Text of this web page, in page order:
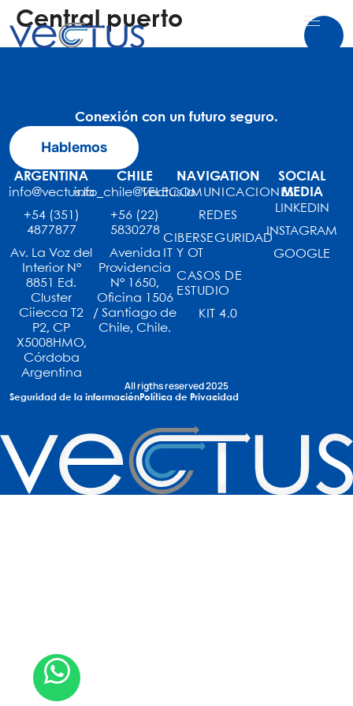
Central puerto
Conexión con un futuro seguro.
Hablemos
ARGENTINA
info@vectus.la
+54 (351)
4877877
Av. La Voz del
Interior N°
8851 Ed.
Cluster
Ciiecca T2
P2, CP
X5008HMO,
Córdoba
Argentina
CHILE
info_chile@vectus.la
+56 (22)
5830278
Avenida
Providencia
N° 1650,
Oficina 1506
/ Santiago de
Chile, Chile.
NAVIGATION
TELECOMUNICACIONES
REDES
CIBERSEGURIDAD
IT Y OT
CASOS DE
ESTUDIO
KIT 4.0
SOCIAL
MEDIA
LINKEDIN
INSTAGRAM
GOOGLE
All rigths reserved 2025
Seguridad de la informaciónPolítica de Privacidad